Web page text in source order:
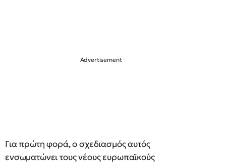
Για πρώτη φορά, ο σχεδιασμός αυτός
ενσωματώνει τους νέους ευρωπαϊκούς